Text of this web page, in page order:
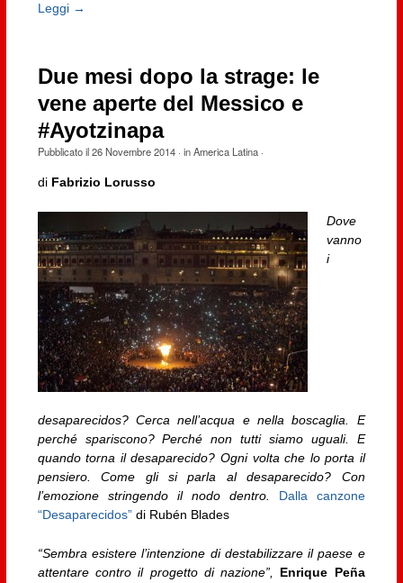
Leggi →
Due mesi dopo la strage: le
vene aperte del Messico e
#Ayotzinapa
Pubblicato il26 Novembre 2014· inAmerica Latina·
di Fabrizio Lorusso
Dove
vanno
i
desaparecidos? Cerca nell’acqua e nella boscaglia. E
perché spariscono? Perché non tutti siamo uguali.
E
quando torna il desaparecido? Ogni volta che lo porta il
pensiero.
Come gli si parla al desaparecido?
Con
l’emozione stringendo il nodo dentro.
Dalla canzone
“Desaparecidos”di Rubén Blades
“Sembra esistere l’intenzione di destabilizzare il paese e
attentare contro il progetto di nazione”, Enrique Peña